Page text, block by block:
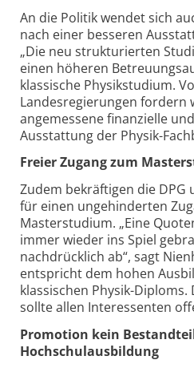
An die Politik wendet sich
nach einer besseren
„Die neu strukturierten
einen höheren
klassische Physikstudium.
Landesregierungen fordern
angemessene finanzielle
Ausstattung der Physik-
Freier Zugang zum
Zudem bekräftigen die DPG
für einen ungehinderten
Masterstudium. „Eine
immer wieder ins Spiel
nachdrücklich ab“, sagt
entspricht dem hohen
klassischen Physik-
sollte allen Interessenten
Promotion kein
Hochschulausbildung